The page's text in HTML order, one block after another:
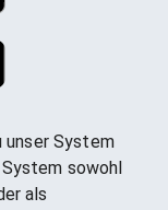
unser System
sowohl
als